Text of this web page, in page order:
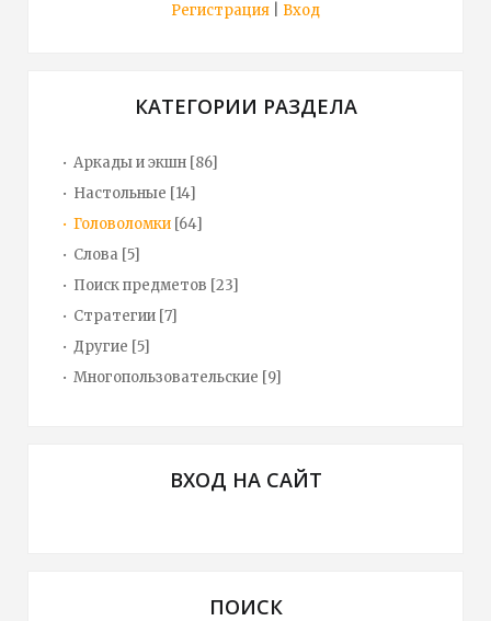
Регистрация
Вход
КАТЕГОРИИ РАЗДЕЛА
Аркады и экшн [86]
Настольные [14]
Головоломки [64]
Слова [5]
Поиск предметов [23]
Стратегии [7]
Другие [5]
Многопользовательские [9]
ВХОД НА САЙТ
ПОИСК